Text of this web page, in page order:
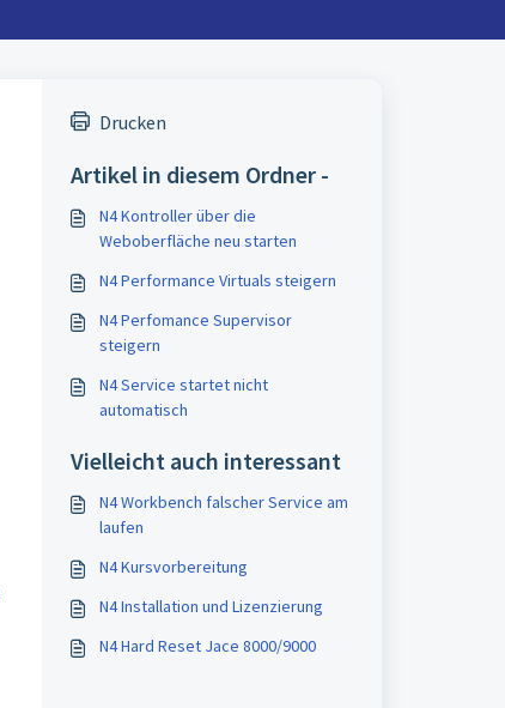
Drucken
Artikel in diesem Ordner -
N4 Kontroller über die
Weboberfläche neu starten
N4 Performance Virtuals steigern
N4 Perfomance Supervisor
steigern
N4 Service startet nicht
automatisch
Vielleicht auch interessant
N4 Workbench falscher Service am
laufen
N4 Kursvorbereitung
N4 Installation und Lizenzierung
N4 Hard Reset Jace 8000/9000